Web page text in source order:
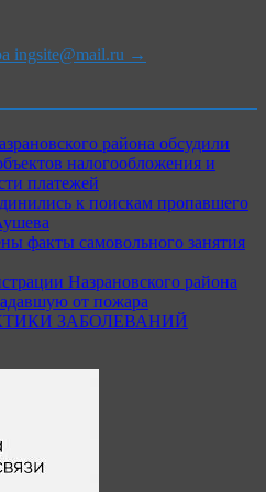
ingsite@mail.ru →
района обсудили
налогообложения и
платежей
к поискам пропавшего
факты самовольного занятия
Назрановского района
от пожара
ЗАБОЛЕВАНИЙ